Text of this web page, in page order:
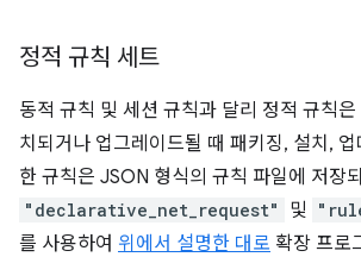
정적 규칙 세트
동적 규칙 및 세션 규칙과 달리 정적 규칙
치되거나 업그레이드될 때 패키징, 설치, 업
한 규칙은 JSON 형식의 규칙 파일에 저장
"declarative_net_request" 및
를 사용하여 위에서 설명한 대로 확장 프로